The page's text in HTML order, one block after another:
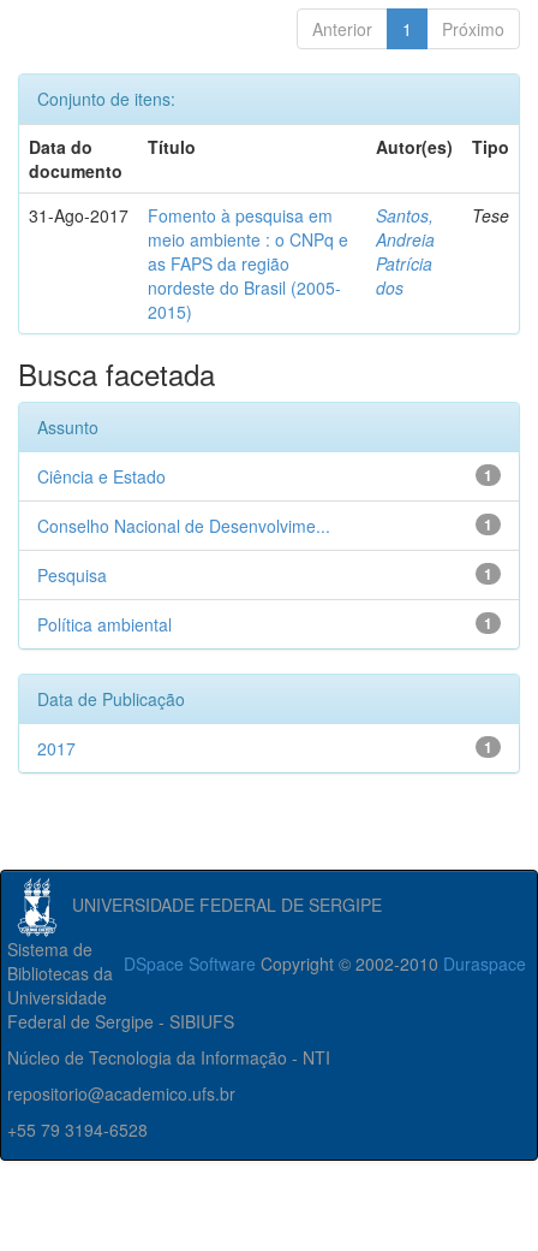
Anterior 1 Próximo
Conjunto de itens:
Data do
documento
Título Autor(es) Tipo
31-Ago-2017
Fomento à pesquisa em
meio ambiente : o CNPq e
as FAPS da região
nordeste do Brasil (2005-
2015)
Santos,
Andreia
Patrícia
dos
Tese
Busca facetada
Assunto
1
Ciência e Estado
1
Conselho Nacional de Desenvolvime...
1
Pesquisa
1
Política ambiental
Data de Publicação
1
2017
UNIVERSIDADE FEDERAL DE SERGIPE
DSpace Software Copyright © 2002-2010 Duraspace
Sistema de
Bibliotecas da
Universidade
Federal de Sergipe - SIBIUFS
Núcleo de Tecnologia da Informação - NTI
repositorio@academico.ufs.br
+55 79 3194-6528